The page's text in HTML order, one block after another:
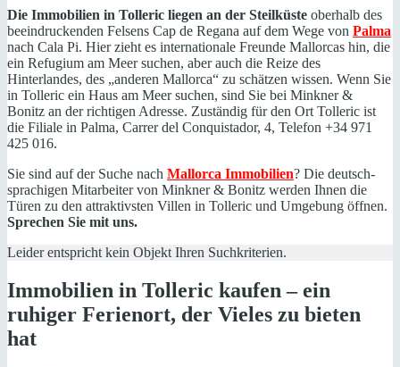
Die Immobilien in Tolleric liegen an der Steilküste oberhalb des
beeindruckenden Felsens Cap de Regana auf dem Wege von Palma
nach Cala Pi. Hier zieht es internationale Freunde Mallorcas hin, die
ein Refugium am Meer suchen, aber auch die Reize des
Hinterlandes, des „anderen Mallorca“ zu schätzen wissen. Wenn Sie
in Tolleric ein Haus am Meer suchen, sind Sie bei Minkner &
Bonitz an der richtigen Adresse. Zuständig für den Ort Tolleric ist
die Filiale in Palma, Carrer del Conquistador, 4, Telefon +34 971
425 016.
Sie sind auf der Suche nach Mallorca Immobilien? Die deutsch-
sprachigen Mitarbeiter von Minkner & Bonitz werden Ihnen die
Türen zu den attraktivsten Villen in Tolleric und Umgebung öffnen.
Sprechen Sie mit uns.
Leider entspricht kein Objekt Ihren Suchkriterien.
Immobilien in Tolleric kaufen – ein
ruhiger Ferienort, der Vieles zu bieten
hat